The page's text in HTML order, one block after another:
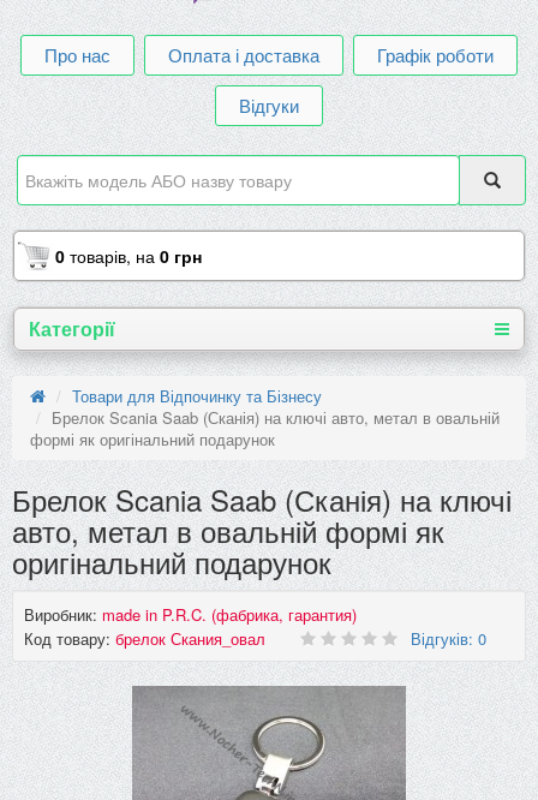
Про нас Оплата і доставка
Графік роботи
Відгуки
0 товарів, на 0 грн
Категорії
Товари для Відпочинку та Бізнесу
Брелок Scania Saab (Сканія) на ключі авто, метал в овальній
формі як оригінальний подарунок
Брелок Scania Saab (Сканія) на ключі
авто, метал в овальній формі як
оригінальний подарунок
Виробник: made in P.R.C. (фабрика, гарантия)
Код товару: брелок Скания_овал Відгуків: 0